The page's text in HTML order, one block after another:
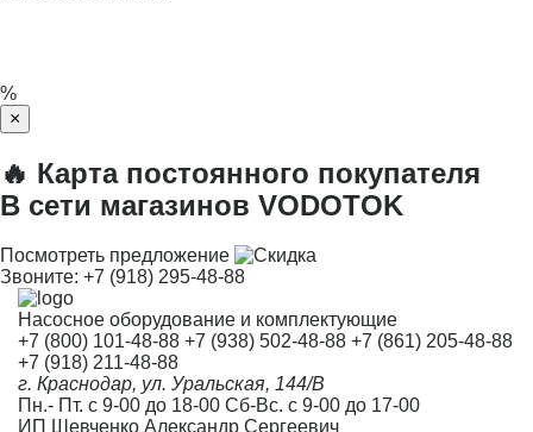
%
×
🔥 Карта постоянного покупателя
В сети магазинов VODOTOK
Посмотреть предложение
Звоните: +7 (918) 295-48-88
Насосное оборудование и комплектующие
+7 (800) 101-48-88 +7 (938) 502-48-88 +7 (861) 205-48-88
+7 (918) 211-48-88
г. Краснодар, ул. Уральская, 144/В
Пн.- Пт. с 9-00 до 18-00 Сб-Вс. с 9-00 до 17-00
ИП Шевченко Александр Сергеевич